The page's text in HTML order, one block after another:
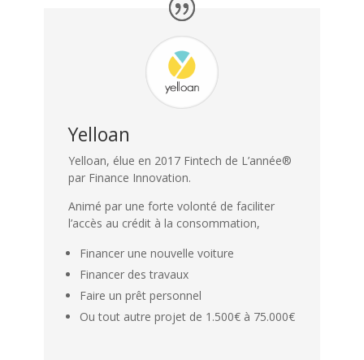
Yelloan
Yelloan, élue en 2017 Fintech de L’année®
par Finance Innovation.
Animé par une forte volonté de faciliter
l’accès au crédit à la consommation,
Financer une nouvelle voiture
Financer des travaux
Faire un prêt personnel
Ou tout autre projet de 1.500€ à 75.000€